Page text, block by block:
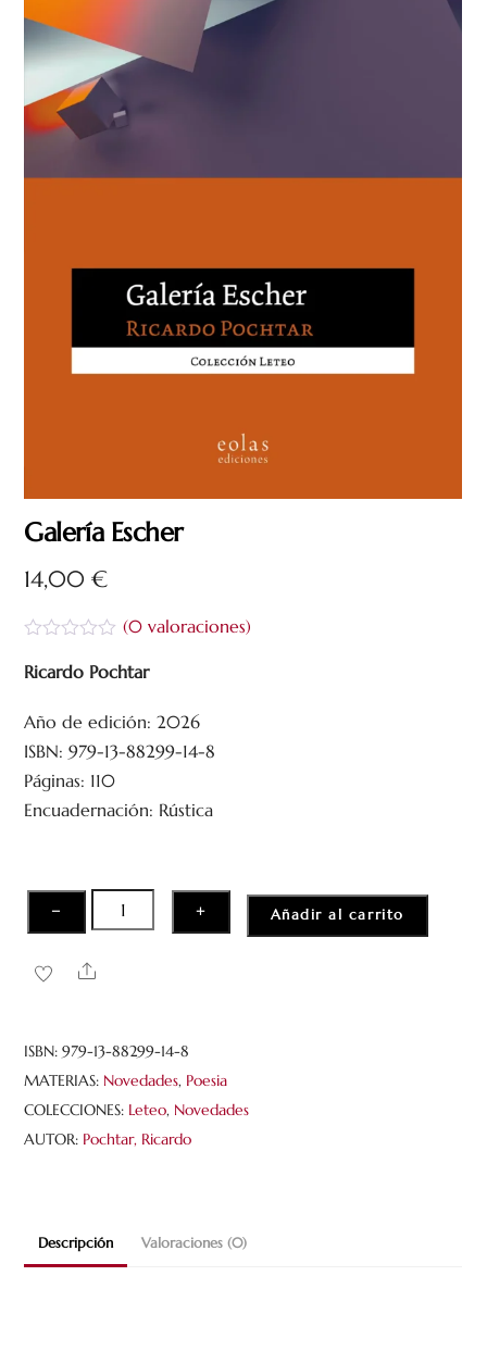
Galería Escher
14,00€
a
r
d
o
c
o
5
(0valoraciones)
Ricardo Pochtar
Año de edición: 2026
ISBN: 979-13-88299-14-8
Páginas: 110
Encuadernación: Rústica
−
Galería
Escher
cantidad
+ Añadir al carrito
Share
ISBN:979-13-88299-14-8
MATERIAS: Novedades, Poesia
COLECCIONES: Leteo, Novedades
AUTOR: Pochtar, Ricardo
Descripción Valoraciones (0)